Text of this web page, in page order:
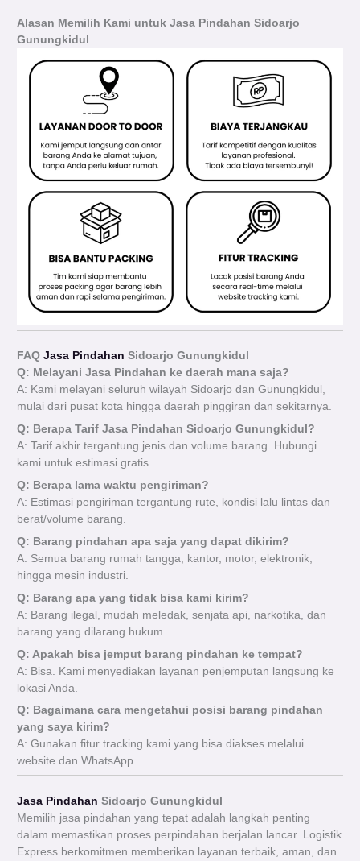
Alasan Memilih Kami untuk Jasa Pindahan Sidoarjo
Gunungkidul
FAQJasa Pindahan Sidoarjo Gunungkidul
Q: Melayani Jasa Pindahan ke daerah mana saja?
A: Kami melayani seluruh wilayah Sidoarjo dan Gunungkidul,
mulai dari pusat kota hingga daerah pinggiran dan sekitarnya.
Q: Berapa Tarif Jasa Pindahan Sidoarjo Gunungkidul?
A: Tarif akhir tergantung jenis dan volume barang. Hubungi
kami untuk estimasi gratis.
Q: Berapa lama waktu pengiriman?
A: Estimasi pengiriman tergantung rute, kondisi lalu lintas dan
berat/volume barang.
Q: Barang pindahan apa saja yang dapat dikirim?
A: Semua barang rumah tangga, kantor, motor, elektronik,
hingga mesin industri.
Q: Barang apa yang tidak bisa kami kirim?
A: Barang ilegal, mudah meledak, senjata api, narkotika, dan
barang yang dilarang hukum.
Q: Apakah bisa jemput barang pindahan ke tempat?
A: Bisa. Kami menyediakan layanan penjemputan langsung ke
lokasi Anda.
Q: Bagaimana cara mengetahui posisi barang pindahan
yang saya kirim?
A: Gunakan fitur tracking kami yang bisa diakses melalui
website dan WhatsApp.
Jasa Pindahan Sidoarjo Gunungkidul
Memilih jasa pindahan yang tepat adalah langkah penting
dalam memastikan proses perpindahan berjalan lancar. Logistik
Express berkomitmen memberikan layanan terbaik, aman, dan